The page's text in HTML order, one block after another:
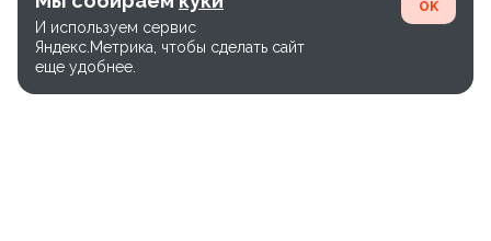
И используем сервис
Яндекс.Метрика, чтобы сделать сайт
еще удобнее.
OK